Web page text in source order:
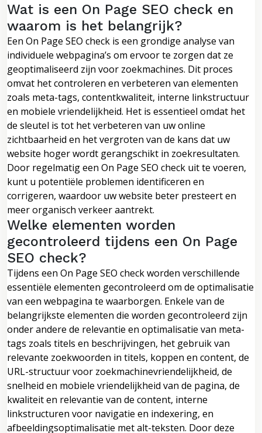
Wat is een On Page SEO check en
waarom is het belangrijk?
Een On Page SEO check is een grondige analyse van
individuele webpagina’s om ervoor te zorgen dat ze
geoptimaliseerd zijn voor zoekmachines. Dit proces
omvat het controleren en verbeteren van elementen
zoals meta-tags, contentkwaliteit, interne linkstructuur
en mobiele vriendelijkheid. Het is essentieel omdat het
de sleutel is tot het verbeteren van uw online
zichtbaarheid en het vergroten van de kans dat uw
website hoger wordt gerangschikt in zoekresultaten.
Door regelmatig een On Page SEO check uit te voeren,
kunt u potentiële problemen identificeren en
corrigeren, waardoor uw website beter presteert en
meer organisch verkeer aantrekt.
Welke elementen worden
gecontroleerd tijdens een On Page
SEO check?
Tijdens een On Page SEO check worden verschillende
essentiële elementen gecontroleerd om de optimalisatie
van een webpagina te waarborgen. Enkele van de
belangrijkste elementen die worden gecontroleerd zijn
onder andere de relevantie en optimalisatie van meta-
tags zoals titels en beschrijvingen, het gebruik van
relevante zoekwoorden in titels, koppen en content, de
URL-structuur voor zoekmachinevriendelijkheid, de
snelheid en mobiele vriendelijkheid van de pagina, de
kwaliteit en relevantie van de content, interne
linkstructuren voor navigatie en indexering, en
afbeeldingsoptimalisatie met alt-teksten. Door deze